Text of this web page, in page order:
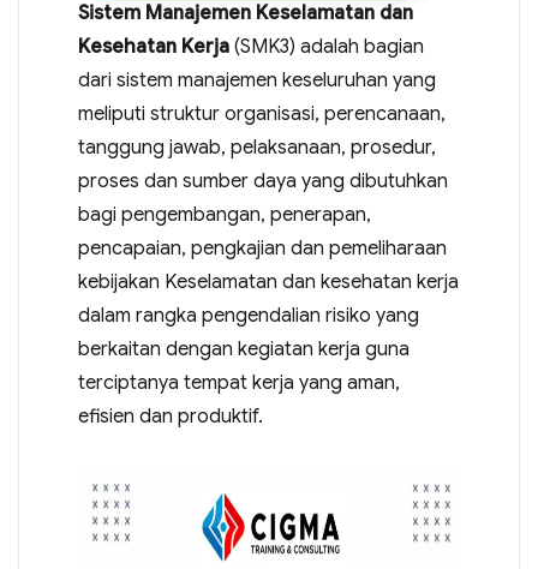
Sistem Manajemen Keselamatan dan
Kesehatan Kerja(SMK3) adalah bagian
dari sistem manajemen keseluruhan yang
meliputi struktur organisasi, perencanaan,
tanggung jawab, pelaksanaan, prosedur,
proses dan sumber daya yang dibutuhkan
bagi pengembangan, penerapan,
pencapaian, pengkajian dan pemeliharaan
kebijakan Keselamatan dan kesehatan kerja
dalam rangka pengendalian risiko yang
berkaitan dengan kegiatan kerja guna
terciptanya tempat kerja yang aman,
efisien dan produktif.